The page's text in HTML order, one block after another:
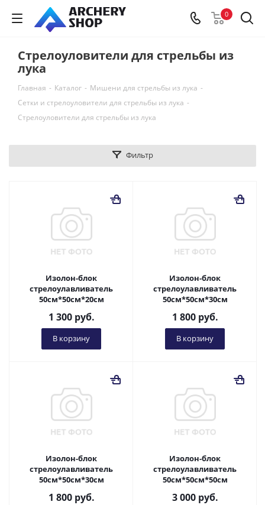
0
Стрелоуловители для стрельбы из
лука
Главная - Каталог - Мишени для стрельбы из лука -
Сетки и стрелоуловители для стрельбы из лука -
Стрелоуловители для стрельбы из лука
Фильтр
Изолон-блок
стрелоулавливатель
50см*50см*20см
1 300руб.
В корзину
Изолон-блок
стрелоулавливатель
50см*50см*30см
1 800руб.
В корзину
Изолон-блок
стрелоулавливатель
50см*50см*30см
1 800руб.
Изолон-блок
стрелоулавливатель
50см*50см*50см
3 000руб.